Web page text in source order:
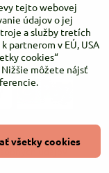
údajov
tejto webovej
údajov o jej
a služby tretích
partnerom v EÚ, USA
cookies“
môžete nájsť
všetky cookies